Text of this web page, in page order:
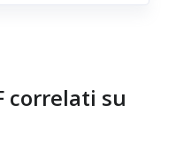
correlati su